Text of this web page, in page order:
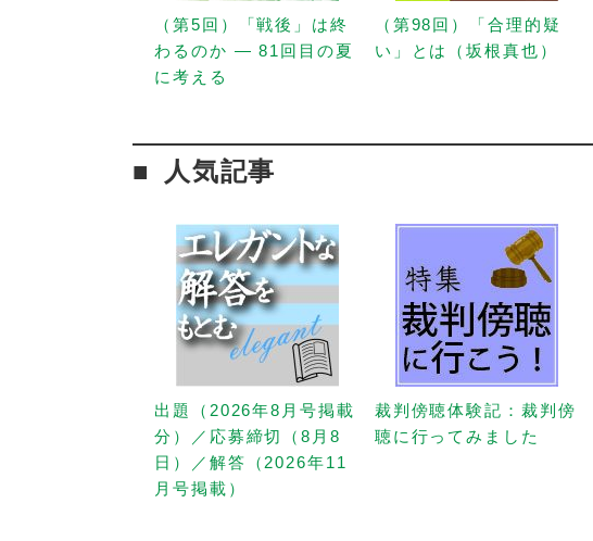
（第5回）「戦後」は終
わるのか — 81回目の夏
に考える
（第98回）「合理的疑
い」とは（坂根真也）
人気記事
出題（2026年8月号掲載
分）／応募締切（8月8
日）／解答（2026年11
月号掲載）
裁判傍聴体験記：裁判傍
聴に行ってみました